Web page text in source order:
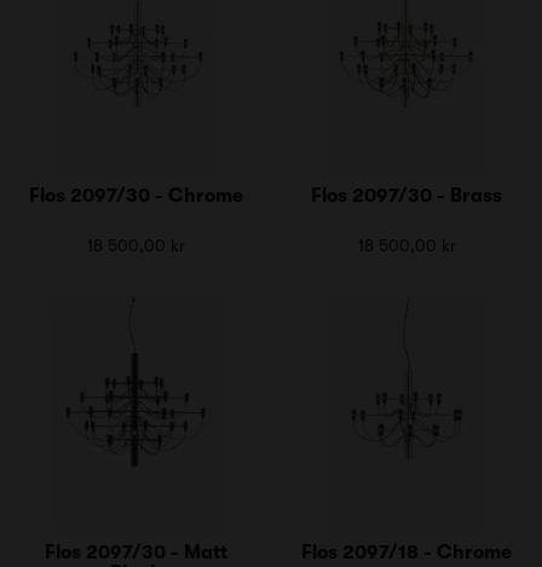
Flos 2097/30 - Chrome
18 500,00 kr
Flos 2097/30 - Brass
18 500,00 kr
Flos 2097/30 - Matt
Flos 2097/18 - Chrome